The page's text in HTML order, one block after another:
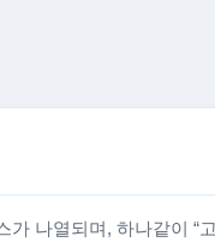
나열되며, 하나같이 “